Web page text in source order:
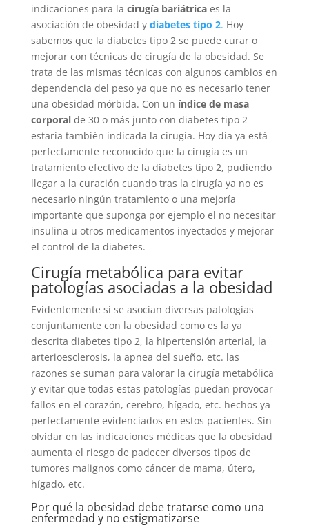
indicaciones para la cirugía bariátricaes la
asociación de obesidad y diabetes tipo 2. Hoy
sabemos que la diabetes tipo 2 se puede curar o
mejorar con técnicas de cirugía de la obesidad. Se
trata de las mismas técnicas con algunos cambios en
dependencia del peso ya que no es necesario tener
una obesidad mórbida. Con un índice de masa
corporalde 30 o más junto con diabetes tipo 2
estaría también indicada la cirugía. Hoy día ya está
perfectamente reconocido que la cirugía es un
tratamiento efectivo de la diabetes tipo 2, pudiendo
llegar a la curación cuando tras la cirugía ya no es
necesario ningún tratamiento o una mejoría
importante que suponga por ejemplo el no necesitar
insulina u otros medicamentos inyectados y mejorar
el control de la diabetes.
Cirugía metabólica para evitar
patologías asociadas a la obesidad
Evidentemente si se asocian diversas patologías
conjuntamente con la obesidad como es la ya
descrita diabetes tipo 2, la hipertensión arterial, la
arterioesclerosis, la apnea del sueño, etc. las
razones se suman para valorar la cirugía metabólica
y evitar que todas estas patologías puedan provocar
fallos en el corazón, cerebro, hígado, etc. hechos ya
perfectamente evidenciados en estos pacientes. Sin
olvidar en las indicaciones médicas que la obesidad
aumenta el riesgo de padecer diversos tipos de
tumores malignos como cáncer de mama, útero,
hígado, etc.
Por qué la obesidad debe tratarse como una
enfermedad y no estigmatizarse